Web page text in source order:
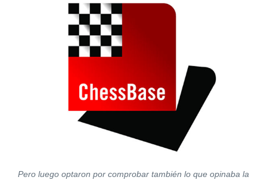
Pero luego optaron por comprobar también lo que opinaba la